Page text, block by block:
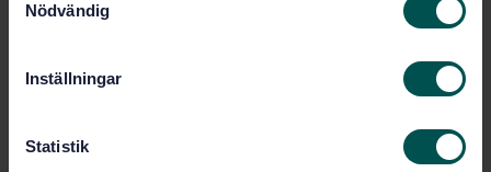
Nödvändig
Inställningar
Statistik